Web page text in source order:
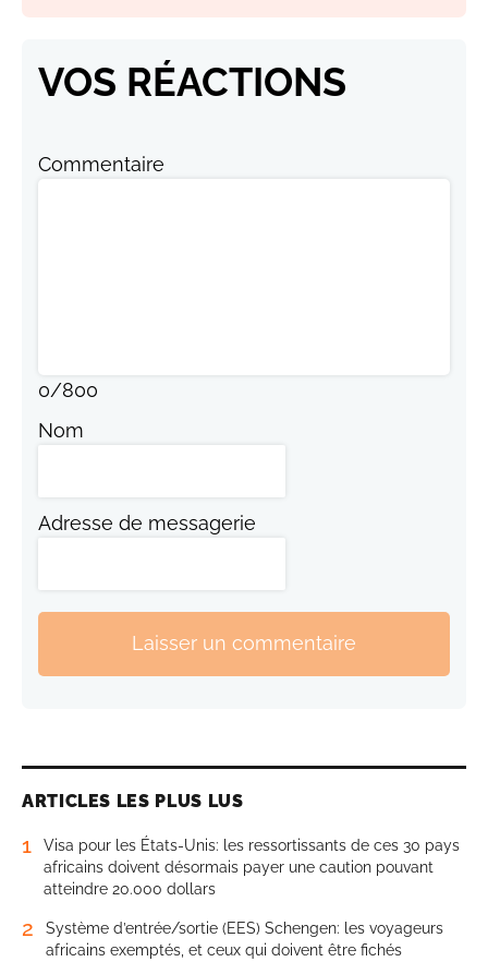
VOS RÉACTIONS
Commentaire
0/800
Nom
Adresse de messagerie
Laisser un commentaire
ARTICLES LES PLUS LUS
1
Visa pour les États-Unis: les ressortissants de ces 30 pays
africains doivent désormais payer une caution pouvant
atteindre 20.000 dollars
2
Système d’entrée/sortie (EES) Schengen: les voyageurs
africains exemptés, et ceux qui doivent être fichés